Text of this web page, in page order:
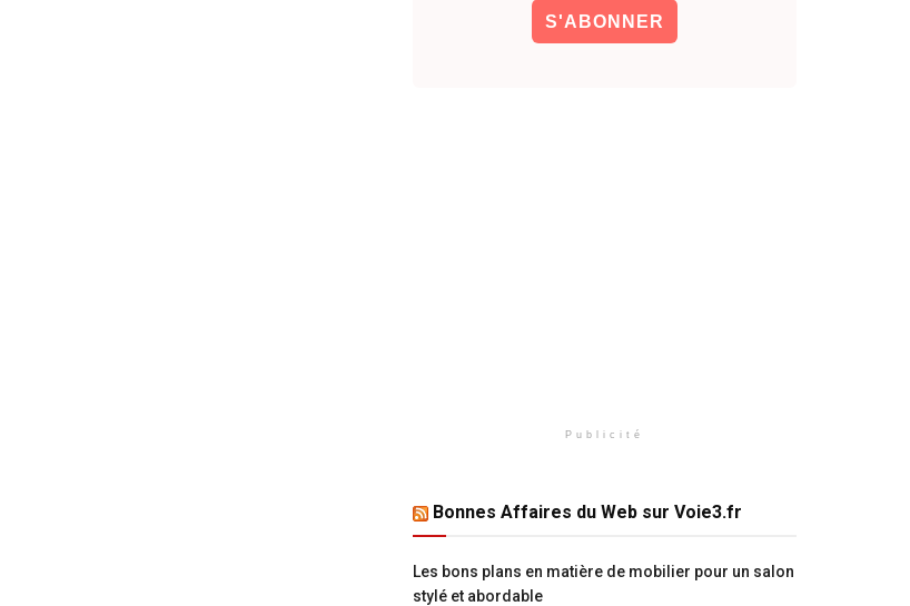
Publicité
Bonnes Affaires du Web sur Voie3.fr
Les bons plans en matière de mobilier pour un salon
stylé et abordable